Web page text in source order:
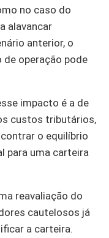
no caso do
alavancar
anterior, o
operação pode
impacto é a de
custos tributários,
o equilíbrio
para uma carteira
reavaliação do
cautelosos já
a carteira.